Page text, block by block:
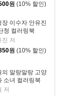
원 (10% 할인)
장 이수자 안유진
청 컬러링북
진 저
원 (10% 할인)
의 말랑말랑 고양
소녀 컬러링북
저